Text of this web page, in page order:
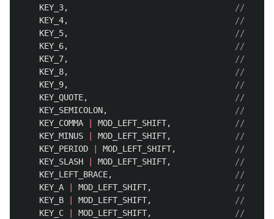
KEY_3,
KEY_4,
KEY_5,
KEY_6,
KEY_7,
KEY_8,
KEY_9,
KEY_QUOTE,
KEY_SEMICOLON,
KEY_COMMA
MOD_LEFT_SHIFT,
KEY_MINUS
MOD_LEFT_SHIFT,
KEY_PERIOD
MOD_LEFT_SHIFT,
KEY_SLASH
MOD_LEFT_SHIFT,
KEY_LEFT_BRACE,
KEY_A
MOD_LEFT_SHIFT,
KEY_B
MOD_LEFT_SHIFT,
KEY_C
MOD_LEFT_SHIFT,